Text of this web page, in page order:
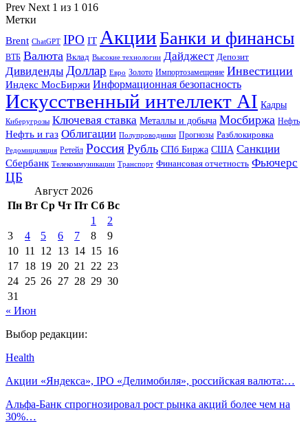
Prev Next 1 из 1 016
Метки
Brent ChatGPT IPO IT АкцииБанки и финансы
ВТБ Валюта Вклад Высокие технологии Дайджест Депозит
Дивиденды Доллар Евро Золото Импортозамещение Инвестиции
Индекс МосБиржи Информационная безопасность
Искусственный интеллект AI Кадры
Киберугрозы Ключевая ставка Металлы и добыча Мосбиржа Нефть
Нефть и газ Облигации Полупроводники Прогнозы Разблокировка
Редомициляция Ретейл Россия Рубль СПб Биржа США Санкции
Сбербанк Телекоммуникации Транспорт Финансовая отчетность Фьючерс
ЦБ
Август 2026
Пн Вт Ср Чт Пт Сб Вс
1
2
3
4 5 6 7 8
9
10 11 12 13 14 15 16
17 18 19 20 21 22 23
24 25 26 27 28 29 30
31
« Июн
Выбор редакции:
Health
Акции «Яндекса», IPO «Делимобиля», российская валюта:…
Альфа-Банк спрогнозировал рост рынка акций более чем на
30%…